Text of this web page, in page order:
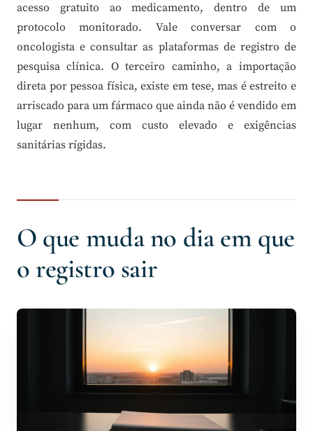
acesso gratuito ao medicamento, dentro de um
protocolo monitorado. Vale conversar com o
oncologista e consultar as plataformas de registro de
pesquisa clínica. O terceiro caminho, a importação
direta por pessoa física, existe em tese, mas é estreito e
arriscado para um fármaco que ainda não é vendido em
lugar nenhum, com custo elevado e exigências
sanitárias rígidas.
O que muda no dia em que
o registro sair